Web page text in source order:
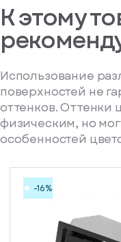
К этому
Использование
поверхностей не
оттенков. Оттенки
физическим, но
особенностей
-16%